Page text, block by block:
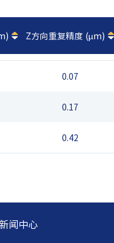
Z方向重复精度 (µm)
0.07
0.17
0.42
新闻中心